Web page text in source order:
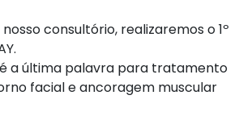
consultório, realizaremos o 1º
a última palavra para tratamento
facial e ancoragem muscular